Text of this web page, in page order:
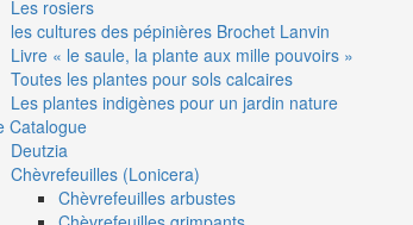
Les rosiers
les cultures des pépinières Brochet Lanvin
Livre « le saule, la plante aux mille pouvoirs »
Toutes les plantes pour sols calcaires
Les plantes indigènes pour un jardin nature
Catalogue
Deutzia
Chèvrefeuilles (Lonicera)
Chèvrefeuilles arbustes